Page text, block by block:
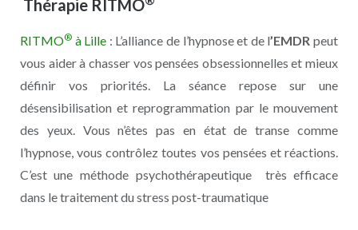
Thérapie RITMO
RITMO®à Lille : L’alliance de l’hypnose et de l’EMDR peut
vous aider à chasser vos pensées obsessionnelles et mieux
définir vos priorités. La séance repose sur une
désensibilisation et reprogrammation par le mouvement
des yeux. Vous n’êtes pas en état de transe comme
l’hypnose, vous contrôlez toutes vos pensées et réactions.
C’est une méthode psychothérapeutique très efficace
dans le traitement du stress post-traumatique